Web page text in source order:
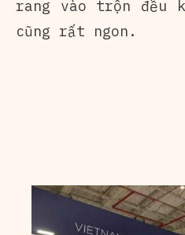
rang vào trộn đều
cũng rất ngon.